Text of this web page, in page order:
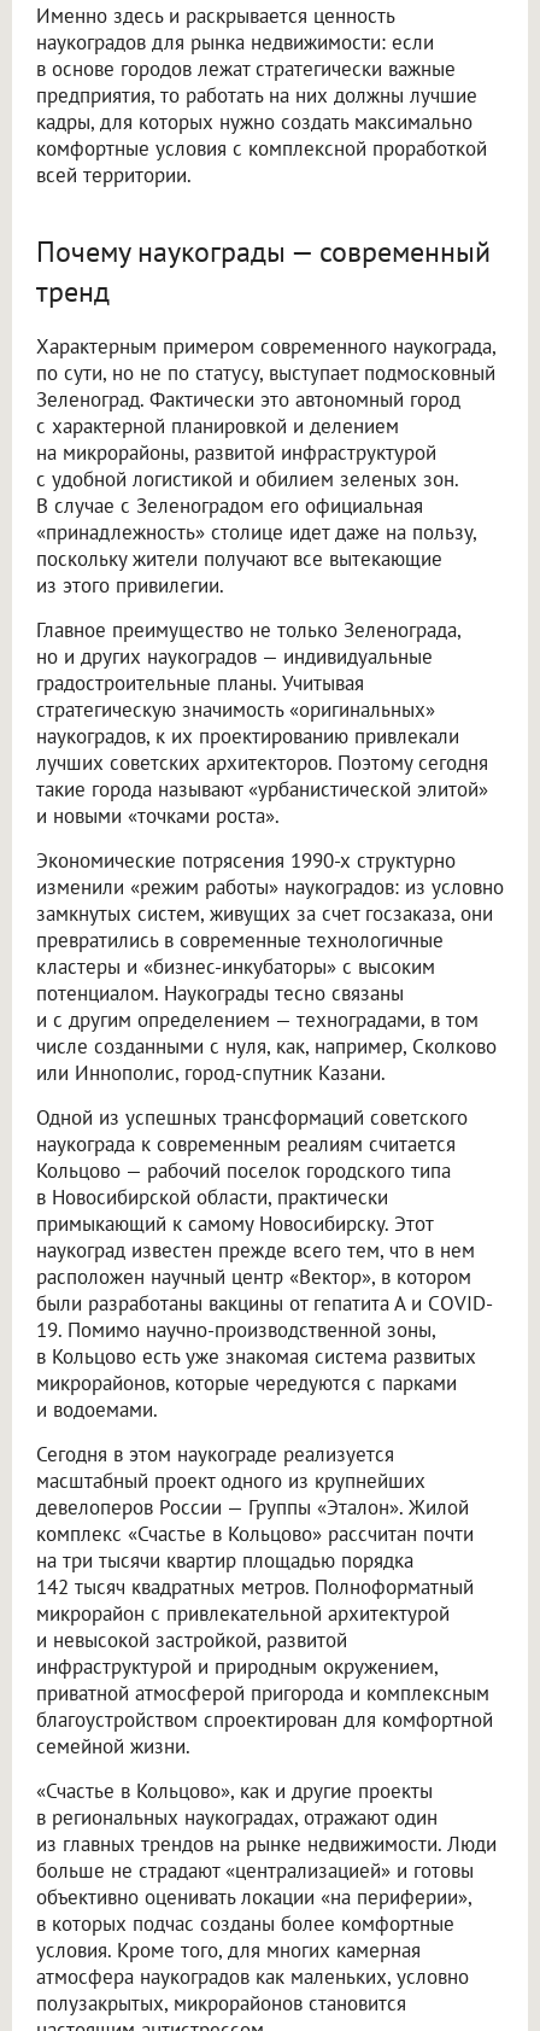
Именно здесь и раскрывается ценность
наукоградов для рынка недвижимости: если
в основе городов лежат стратегически важные
предприятия, то работать на них должны лучшие
кадры, для которых нужно создать максимально
комфортные условия с комплексной проработкой
всей территории.
Почему наукограды — современный
тренд
Характерным примером современного наукограда,
по сути, но не по статусу, выступает подмосковный
Зеленоград. Фактически это автономный город
с характерной планировкой и делением
на микрорайоны, развитой инфраструктурой
с удобной логистикой и обилием зеленых зон.
В случае с Зеленоградом его официальная
«принадлежность» столице идет даже на пользу,
поскольку жители получают все вытекающие
из этого привилегии.
Главное преимущество не только Зеленограда,
но и других наукоградов — индивидуальные
градостроительные планы. Учитывая
стратегическую значимость «оригинальных»
наукоградов, к их проектированию привлекали
лучших советских архитекторов. Поэтому сегодня
такие города называют «урбанистической элитой»
и новыми «точками роста».
Экономические потрясения 1990-х структурно
изменили «режим работы» наукоградов: из условно
замкнутых систем, живущих за счет госзаказа, они
превратились в современные технологичные
кластеры и «бизнес-инкубаторы» с высоким
потенциалом. Наукограды тесно связаны
и с другим определением — техноградами, в том
числе созданными с нуля, как, например, Сколково
или Иннополис, город-спутник Казани.
Одной из успешных трансформаций советского
наукограда к современным реалиям считается
Кольцово — рабочий поселок городского типа
в Новосибирской области, практически
примыкающий к самому Новосибирску. Этот
наукоград известен прежде всего тем, что в нем
расположен научный центр «Вектор», в котором
были разработаны вакцины от гепатита А и COVID-
19. Помимо научно-производственной зоны,
в Кольцово есть уже знакомая система развитых
микрорайонов, которые чередуются с парками
и водоемами.
Сегодня в этом наукограде реализуется
масштабный проект одного из крупнейших
девелоперов России — Группы «Эталон». Жилой
комплекс «Счастье в Кольцово» рассчитан почти
на три тысячи квартир площадью порядка
142 тысяч квадратных метров. Полноформатный
микрорайон с привлекательной архитектурой
и невысокой застройкой, развитой
инфраструктурой и природным окружением,
приватной атмосферой пригорода и комплексным
благоустройством спроектирован для комфортной
семейной жизни.
«Счастье в Кольцово», как и другие проекты
в региональных наукоградах, отражают один
из главных трендов на рынке недвижимости. Люди
больше не страдают «централизацией» и готовы
объективно оценивать локации «на периферии»,
в которых подчас созданы более комфортные
условия. Кроме того, для многих камерная
атмосфера наукоградов как маленьких, условно
полузакрытых, микрорайонов становится